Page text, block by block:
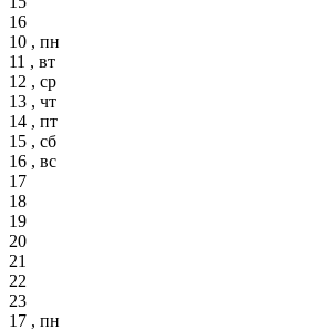
16
10 , пн
11 , вт
12 , ср
13 , чт
14 , пт
15 , сб
16 , вс
17
18
19
20
21
22
23
17 , пн